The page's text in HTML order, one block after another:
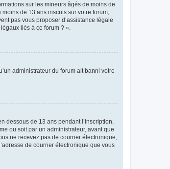
sur les mineurs âgés de moins de
de 13 ans inscrits sur votre forum,
pas vous proposer d’assistance légale
liés à ce forum ? ».
administrateur du forum ait banni votre
dessous de 13 ans pendant l’inscription,
ou soit par un administrateur, avant que
ne recevez pas de courrier électronique,
de courrier électronique que vous